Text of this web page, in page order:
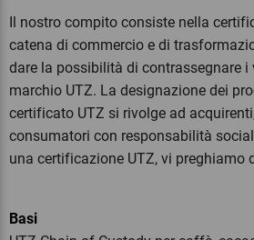
Il nostro compito consiste nella
catena di commercio e di
dare la possibilità di contrassegnare
marchio UTZ. La designazione dei
certificato UTZ si rivolge ad
consumatori con responsabilità
una certificazione UTZ, vi preghiamo
Basi